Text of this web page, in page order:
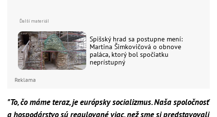
Spišský hrad sa postupne mení:
Martina Šimkovičová o obnove
paláca, ktorý bol spočiatku
neprístupný
Reklama
"To, čo máme teraz, je európsky socializmus. Naša spoločnosť
a hospodárstvo sú regulované viac, než sme si predstavovali